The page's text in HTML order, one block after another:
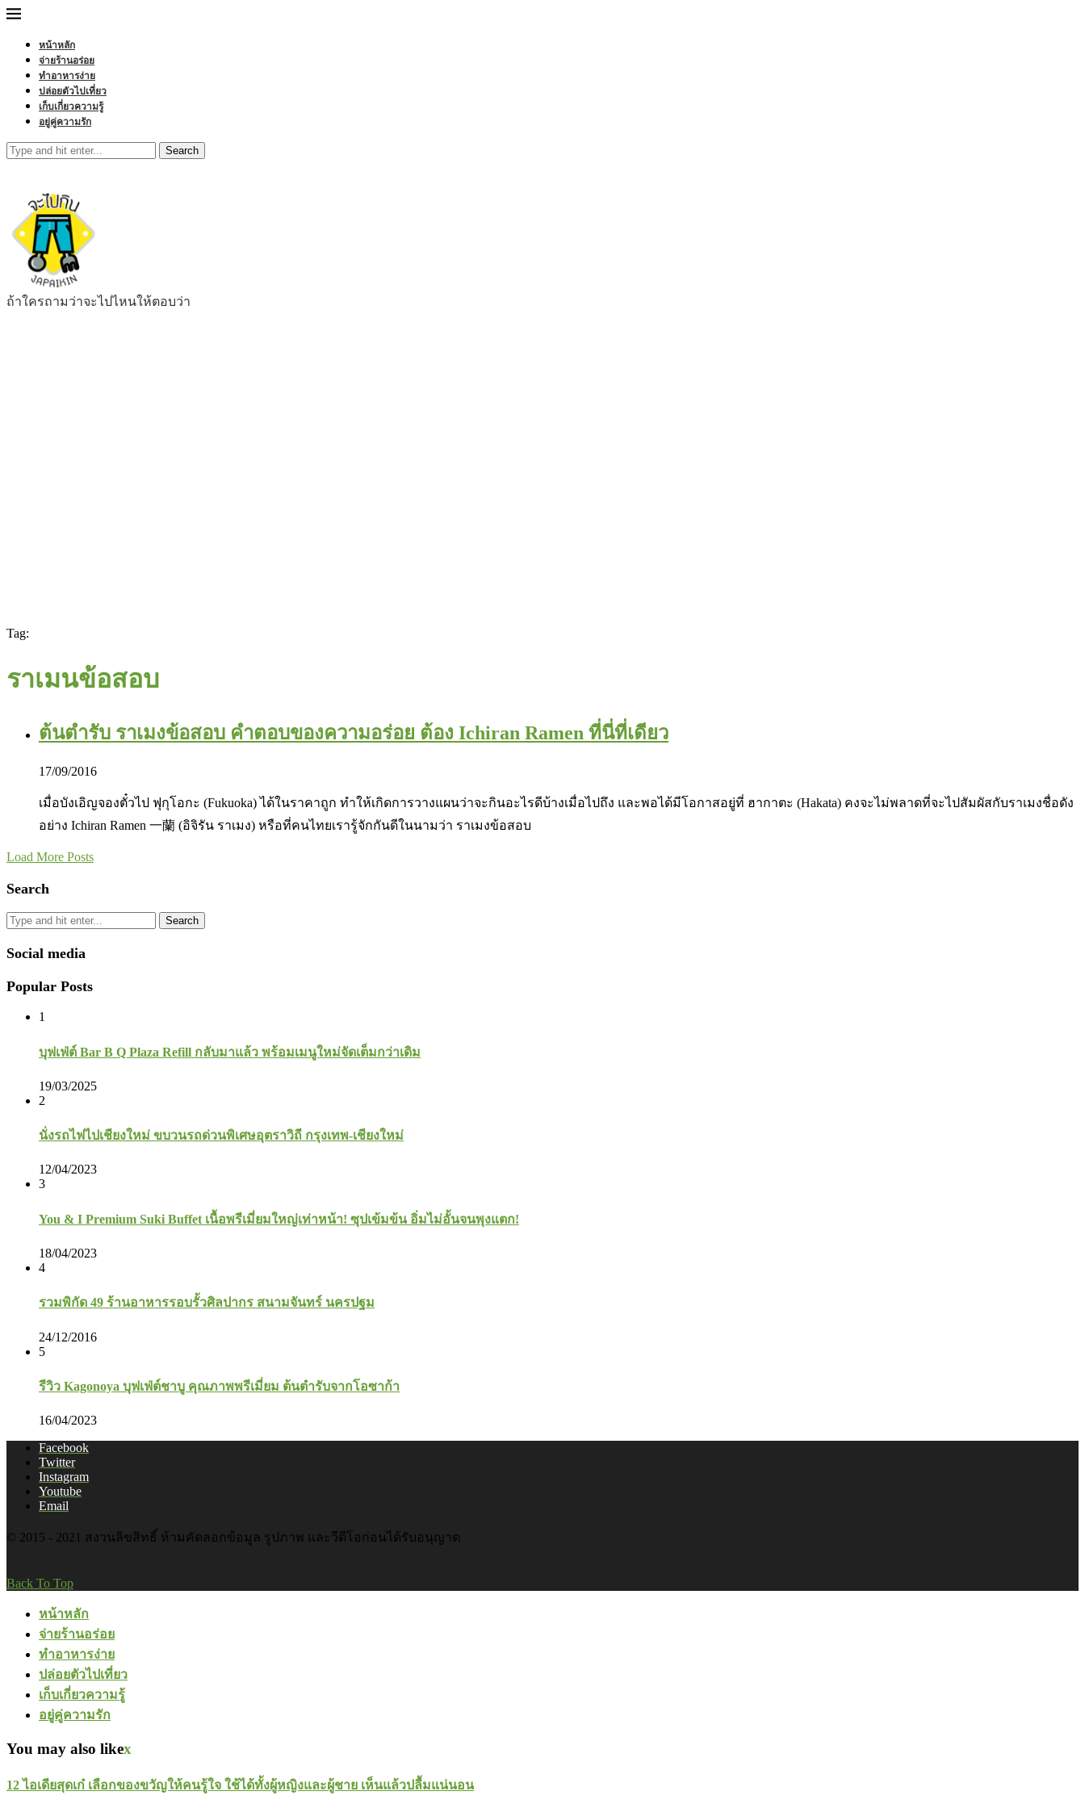
หน้าหลัก
จ่ายร้านอร่อย
ทำอาหารง่าย
ปล่อยตัวไปเที่ยว
เก็บเกี่ยวความรู้
อยู่คู่ความรัก
Search
ถ้าใครถามว่าจะไปไหนให้ตอบว่า
Tag:
ราเมนข้อสอบ
ต้นตำรับ ราเมงข้อสอบ คำตอบของความอร่อย ต้อง Ichiran Ramen ที่นี่ที่เดียว
17/09/2016
เมื่อบังเอิญจองตั๋วไป ฟุกุโอกะ (Fukuoka) ได้ในราคาถูก ทำให้เกิดการวางแผนว่าจะกินอะไรดีบ้างเมื่อไปถึง และพอได้มีโอกาสอยู่ที่ ฮากาตะ (Hakata) คงจะไม่พลาดที่จะไปสัมผัสกับราเมงชื่อดัง
อย่าง Ichiran Ramen 一蘭 (อิจิรัน ราเมง) หรือที่คนไทยเรารู้จักกันดีในนามว่า ราเมงข้อสอบ
Load More Posts
Search
Search
Social media
Popular Posts
1
บุฟเฟ่ต์ Bar B Q Plaza Refill กลับมาแล้ว พร้อมเมนูใหม่จัดเต็มกว่าเดิม
19/03/2025
2
นั่งรถไฟไปเชียงใหม่ ขบวนรถด่วนพิเศษอุตราวิถี กรุงเทพ-เชียงใหม่
12/04/2023
3
You & I Premium Suki Buffet เนื้อพรีเมี่ยมใหญ่เท่าหน้า! ซุปเข้มข้น อิ่มไม่อั้นจนพุงแตก!
18/04/2023
4
รวมพิกัด 49 ร้านอาหารรอบรั้วศิลปากร สนามจันทร์ นครปฐม
24/12/2016
5
รีวิว Kagonoya บุฟเฟ่ต์ชาบู คุณภาพพรีเมี่ยม ต้นตำรับจากโอซาก้า
16/04/2023
Facebook
Twitter
Instagram
Youtube
Email
© 2015 - 2021 สงวนลิขสิทธิ์ ห้ามคัดลอกข้อมูล รูปภาพ และวีดีโอก่อนได้รับอนุญาต
Back To Top
หน้าหลัก
จ่ายร้านอร่อย
ทำอาหารง่าย
ปล่อยตัวไปเที่ยว
เก็บเกี่ยวความรู้
อยู่คู่ความรัก
You may also likex
12 ไอเดียสุดเก๋ เลือกของขวัญให้คนรู้ใจ ใช้ได้ทั้งผู้หญิงและผู้ชาย เห็นแล้วปลื้มแน่นอน